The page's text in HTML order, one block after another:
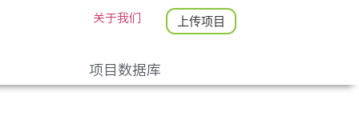
关于我们 上传项目
项目数据库